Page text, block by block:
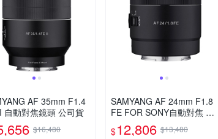
35mm F1.4
自動對焦鏡頭 公司貨
$16,480
SAMYANG AF 24mm F1.8
FE FOR SONY自動對焦 廣
角定焦鏡頭 (公司貨)
$12,806 $13,480